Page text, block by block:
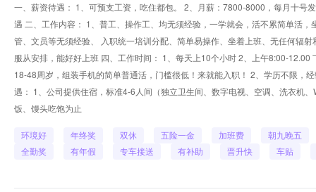
一、薪资待遇： 1、可预支工资，吃住都包。 2、月薪：7800-8000，每月十号
遇 二、工作内容： 1、普工、操作工、均无须经验，一学就会，活不累简单活
管、文员等无须经验、 入职统一培训分配、简单易操作、坐着上班、无任何辐
服从安排，能好好上班 四、工作时间： 1、每天上10个小时 2、上午8:00-
18-48周岁，组装手机的简单普通活，门槛很低！来就能入职！ 2、学历不限，
遇： 1、公司提供住宿，标准4-6人间（独立卫生间、数字电视、空调、洗衣机
饭、馒头吃饱为止
环境好 年终奖 双休 五险一金 加班费
朝九晚五
全勤奖
有年假 专车接送 有补助 晋升快 车贴